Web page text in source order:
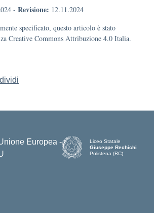
- Revisione: 12.11.2024
specificato, questo articolo è stato
Creative Commons Attribuzione 4.0 Italia.
Liceo Statale
Giuseppe Rechichi
Polistena (RC)